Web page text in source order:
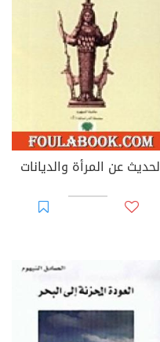
عن المرأة والديانات